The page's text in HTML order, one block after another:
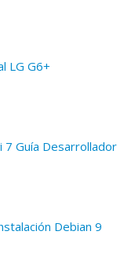
LG G6+
7 Guía Desarrollador
Debian 9